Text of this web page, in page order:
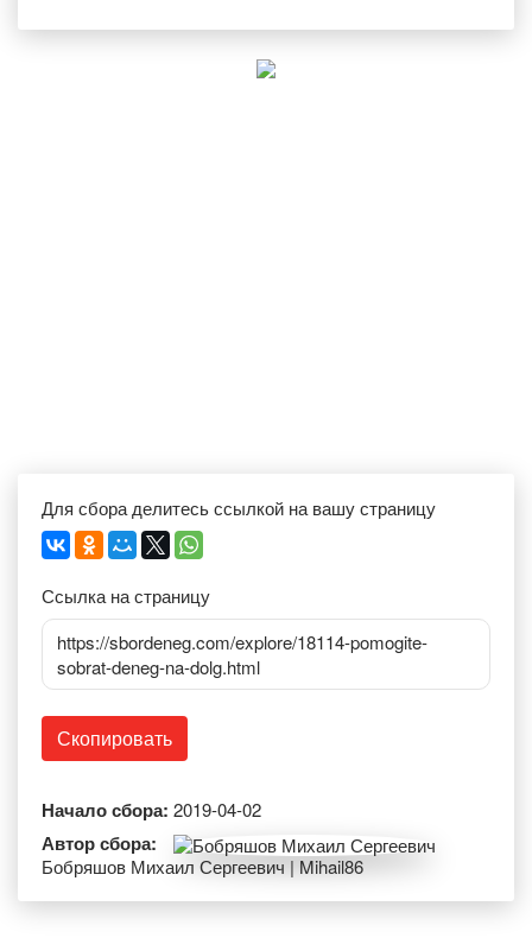
Для сбора делитесь ссылкой на вашу страницу
Ссылка на страницу
https://sbordeneg.com/explore/18114-pomogite-
sobrat-deneg-na-dolg.html
Скопировать
Начало сбора: 2019-04-02
Автор сбора:
Бобряшов Михаил Сергеевич | Mihail86